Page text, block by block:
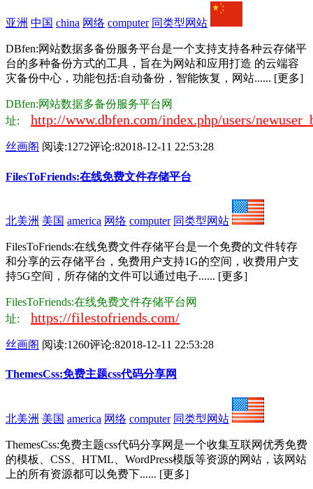
亚洲 中国 china 网络 computer 同类型网站
DBfen:网站数据多备份服务平台是一个支持支持各种云存储平
台的多种备份方式的工具，旨在为网站和应用打造 的云端容
灾备份中心，功能包括:自动备份，智能恢复，网站...... [更多]
DBfen:网站数据多备份服务平台网
址: http://www.dbfen.com/index.php/users/
丝画阁 阅读:1272评论:82018-12-11 22:53:28
FilesToFriends:在线免费文件存储平台
北美洲 美国 america 网络 computer 同类型网站
FilesToFriends:在线免费文件存储平台是一个免费的文件转存
和分享的云存储平台，免费用户支持1G的空间，收费用户支
持5G空间，所存储的文件可以通过电子...... [更多]
FilesToFriends:在线免费文件存储平台网
址: https://filestofriends.com/
丝画阁 阅读:1260评论:82018-12-11 22:53:28
ThemesCss:免费主题css代码分享网
北美洲 美国 america 网络 computer 同类型网站
ThemesCss:免费主题css代码分享网是一个收集互联网优秀免费
的模板、CSS、HTML、WordPress模版等资源的网站，该网站
上的所有资源都可以免费下...... [更多]